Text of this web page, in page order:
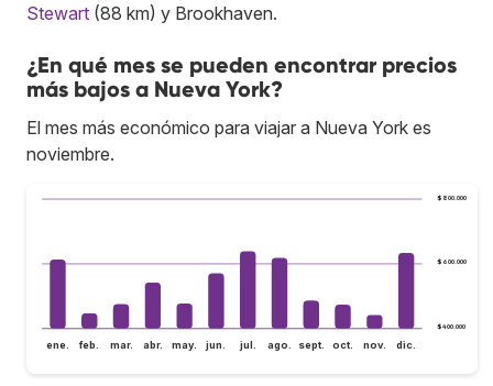
Stewart (88 km) y Brookhaven.
¿En qué mes se pueden encontrar precios
más bajos a Nueva York?
El mes más económico para viajar a Nueva York es
noviembre.
$400.000
$600.000
$800.000
ene. feb. mar. abr. may. jun. jul. ago. sept. oct. nov. dic.